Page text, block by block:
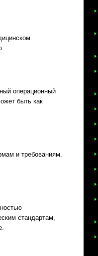
операционный
быть как
и требованиям.
стандартам,